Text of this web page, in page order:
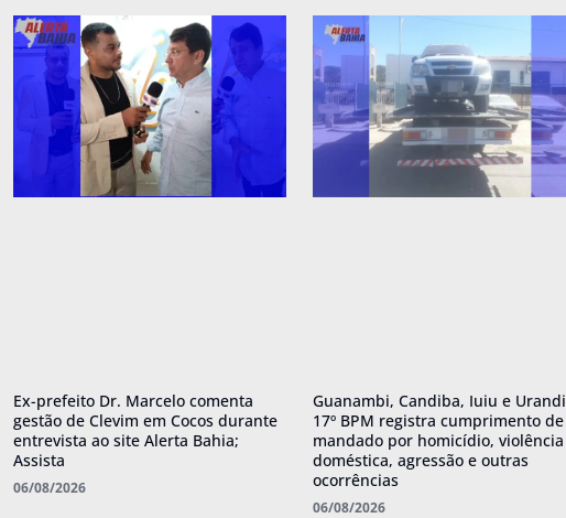
Ex-prefeito Dr. Marcelo comenta
gestão de Clevim em Cocos durante
entrevista ao site Alerta Bahia;
Assista
06/08/2026
Guanambi, Candiba, Iuiu e
17º BPM registra cumprimento de
mandado por homicídio, violência
doméstica, agressão e outras
ocorrências
06/08/2026